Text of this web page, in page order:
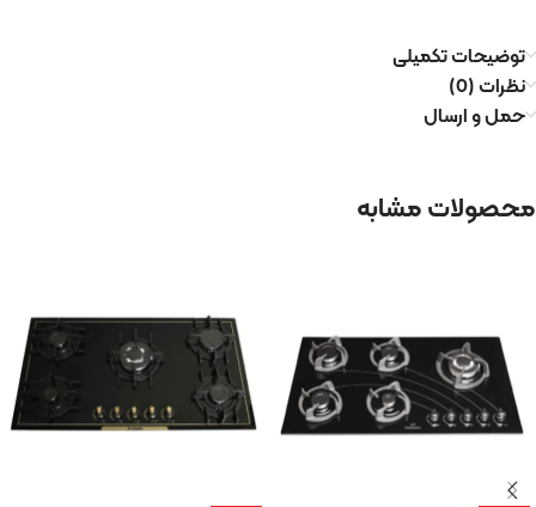
توضیحات تکمیلی
نظرات (0)
حمل و ارسال
محصولات مشابه